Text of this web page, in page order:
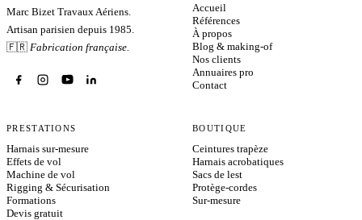
Marc Bizet Travaux Aériens.
Artisan parisien depuis 1985.
🇫🇷 Fabrication française.
Accueil
Références
À propos
Blog & making-of
Nos clients
Annuaires pro
Contact
PRESTATIONS
Harnais sur-mesure
Effets de vol
Machine de vol
Rigging & Sécurisation
Formations
Devis gratuit
BOUTIQUE
Ceintures trapèze
Harnais acrobatiques
Sacs de lest
Protège-cordes
Sur-mesure